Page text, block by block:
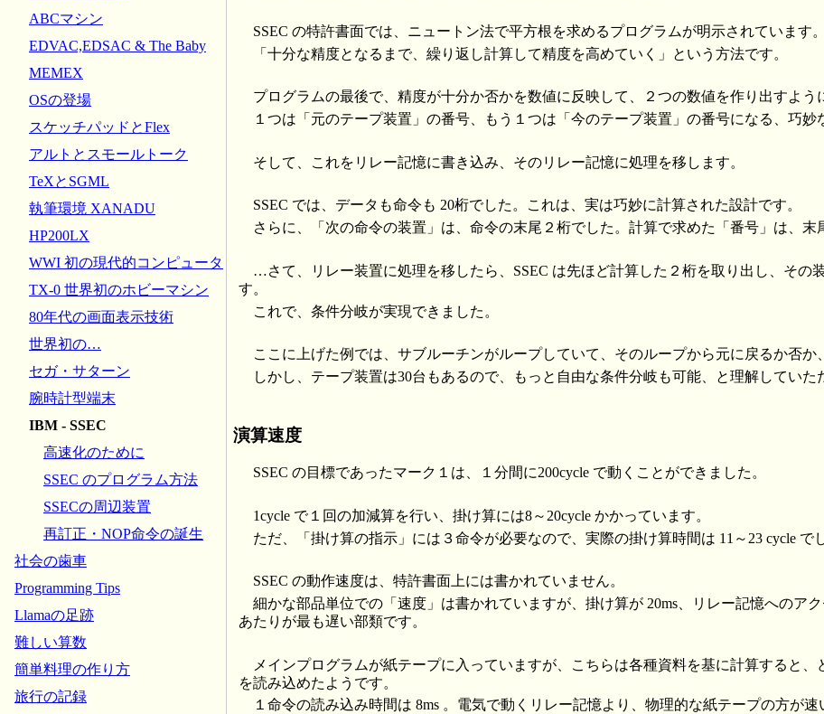
SSEC の特許書面では、ニュートン法で平方根を求めるプログラムが明示されています。
「十分な精度となるまで、繰り返し計算して精度を高めていく」という方法です。
プログラムの最後で、精度が十分か否かを数値に反映して、２つの数値を作り出すよう
１つは「元のテープ装置」の番号、もう１つは「今のテープ装置」の番号になる、巧妙
そして、これをリレー記憶に書き込み、そのリレー記憶に処理を移します。
SSEC では、データも命令も 20桁でした。これは、実は巧妙に計算された設計です。
さらに、「次の命令の装置」は、命令の末尾２桁でした。計算で求めた「番号」は、末
…さて、リレー装置に処理を移したら、SSEC は先ほど計算した２桁を取り出し、その
す。
これで、条件分岐が実現できました。
ここに上げた例では、サブルーチンがループしていて、そのループから元に戻るか否か
しかし、テープ装置は30台もあるので、もっと自由な条件分岐も可能、と理解していた
演算速度
SSEC の目標であったマーク１は、１分間に200cycle で動くことができました。
1cycle で１回の加減算を行い、掛け算には8～20cycle かかっています。
ただ、「掛け算の指示」には３命令が必要なので、実際の掛け算時間は 11～23 cycle で
SSEC の動作速度は、特許書面上には書かれていません。
細かな部品単位での「速度」は書かれていますが、掛け算が 20ms、リレー記憶へのアク
あたりが最も遅い部類です。
メインプログラムが紙テープに入っていますが、こちらは各種資料を基に計算すると、
を読み込めたようです。
１命令の読み込み時間は 8ms 。電気で動くリレー記憶より、物理的な紙テープの方が速
ABCマシン
EDVAC,EDSAC & The Baby
MEMEX
OSの登場
スケッチパッドとFlex
アルトとスモールトーク
TeXとSGML
執筆環境 XANADU
HP200LX
WWI 初の現代的コンピュータ
TX-0 世界初のホビーマシン
80年代の画面表示技術
世界初の…
セガ・サターン
腕時計型端末
IBM - SSEC
高速化のために
SSEC のプログラム方法
SSECの周辺装置
再訂正・NOP命令の誕生
社会の歯車
Programming Tips
Llamaの足跡
難しい算数
簡単料理の作り方
旅行の記録